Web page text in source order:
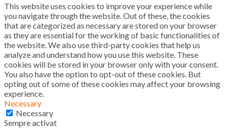
This website uses cookies to improve your experience while
you navigate through the website. Out of these, the cookies
that are categorized as necessary are stored on your browser
as they are essential for the working of basic functionalities of
the website. We also use third-party cookies that help us
analyze and understand how you use this website. These
cookies will be stored in your browser only with your consent.
You also have the option to opt-out of these cookies. But
opting out of some of these cookies may affect your browsing
experience.
Necessary
Necessary
Sempre activat